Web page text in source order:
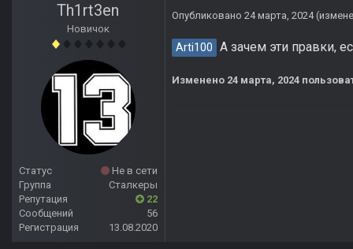
Th1rt3en
Новичок
Статус
Не в сети
Группа
Сталкеры
Репутация
22
Сообщений
56
Регистрация
13.08.2020
Опубликовано 24 марта, 2024
Arti100 А зачем эти правки,
Изменено 24 марта, 2024